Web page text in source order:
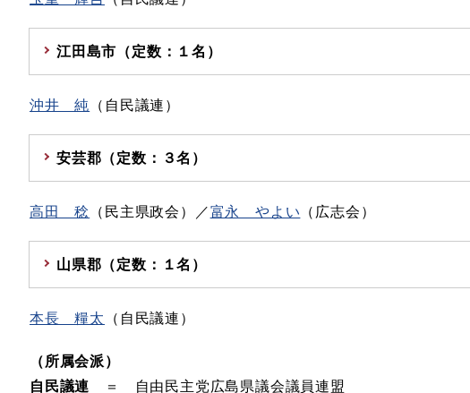
江田島市（定数：１名）
沖井 純 （自民議連）
安芸郡（定数：３名）
高田 稔 （民主県政会）／​富永 やよい （広志会）
山県郡（定数：１名）
本長 糧太 （自民議連）
（所属会派）
自民議連 ＝ 自由民主党広島県議会議員連盟​